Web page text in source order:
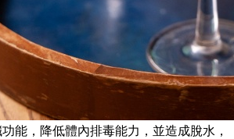
能，降低體內排毒能力，並造成脫水，